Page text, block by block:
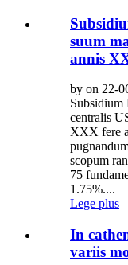
suum
annis
by on 22-
Subsidium
centralis
XXX fere
scopum
75
1.75%....
Lege plus
In
variis